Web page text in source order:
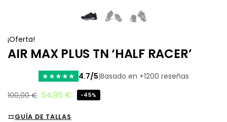
¡Oferta!
AIR MAX PLUS TN ‘HALF RACER’
★★★★★ 4.7/5|Basado en +1200 reseñas
100,00€ 54,95 € -45%
GUÍA DE TALLAS